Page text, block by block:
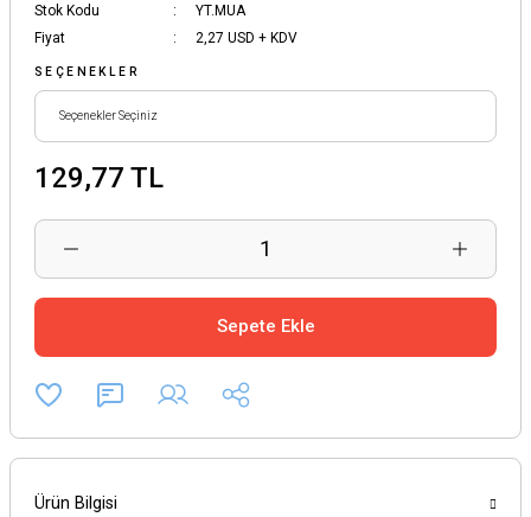
Stok Kodu
YT.MUA
Fiyat
2,27 USD + KDV
SEÇENEKLER
129,77 TL
Sepete Ekle
Ürün Bilgisi